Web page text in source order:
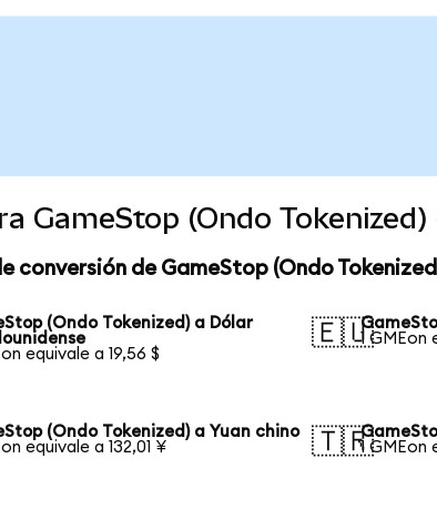
GameStop (Ondo
conversión de GameStop (Ondo
(Ondo Tokenized) a Dólar
equivale a 19,56 $
🇪🇺1 GMEon
(Ondo Tokenized) a Yuan chino
equivale a 132,01 ¥
🇹🇷1 GMEon